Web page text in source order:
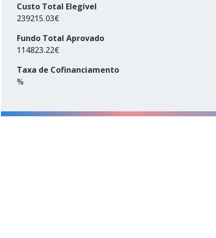
Custo Total Elegível
239215.03€
Fundo Total Aprovado
114823.22€
Taxa de Cofinanciamento
%